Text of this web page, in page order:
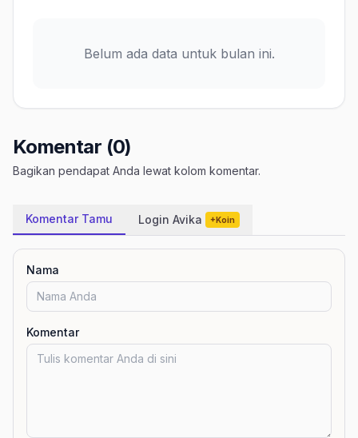
Belum ada data untuk bulan ini.
Komentar (0)
Bagikan pendapat Anda lewat kolom komentar.
Komentar Tamu Login Avika +Koin
Nama
Komentar